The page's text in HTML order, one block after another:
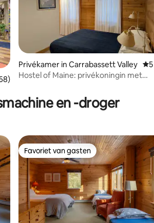
beoordeling van 4,85 uit 5, 68 recensies
Privékamer in Carrabassett Valley
Hostel of Maine: privékoningin met
en -droger
Favoriet van gasten
Favoriet van gasten